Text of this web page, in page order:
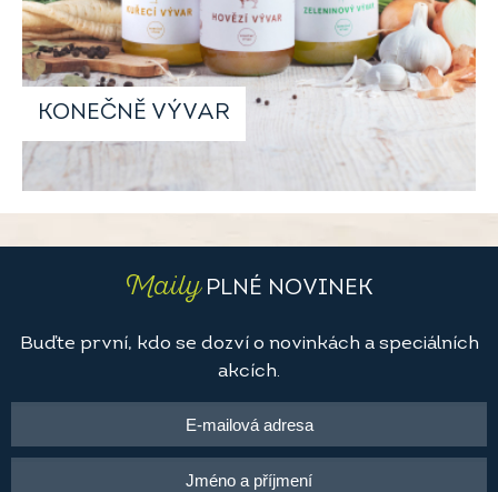
KONEČNĚ VÝVAR
MailyPLNÉ NOVINEK
Buďte první, kdo se dozví o novinkách a speciálních
akcích.